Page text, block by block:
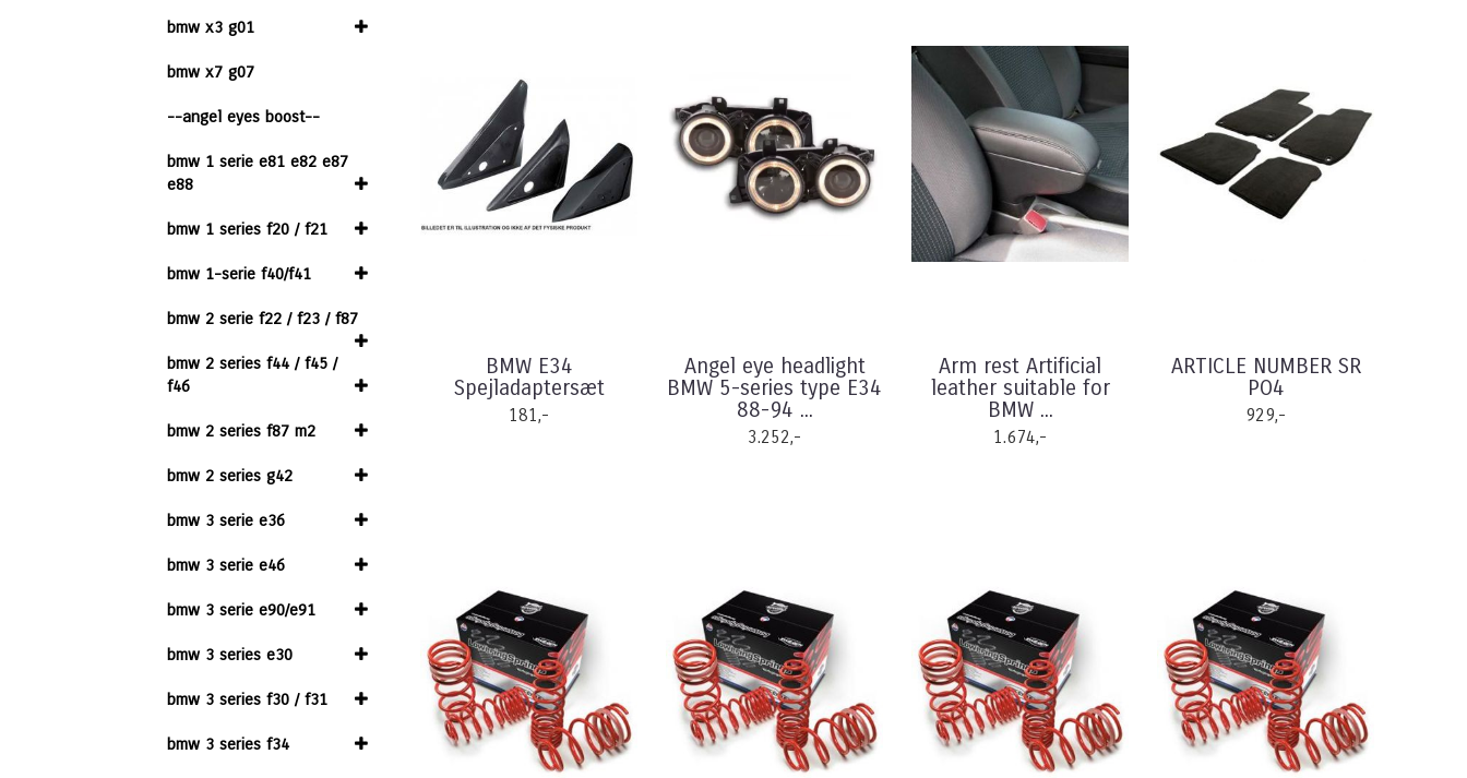
bmw x3 g01
bmw x7 g07
--angel eyes boost--
bmw 1 serie e81 e82 e87
e88
bmw 1 series f20 / f21
bmw 1-serie f40/f41
bmw 2 serie f22 / f23 / f87
bmw 2 series f44 / f45 /
f46
bmw 2 series f87 m2
bmw 2 series g42
bmw 3 serie e36
bmw 3 serie e46
bmw 3 serie e90/e91
bmw 3 series e30
bmw 3 series f30 / f31
bmw 3 series f34
BMW E34
Spejladaptersæt
181,-
Angel eye headlight
BMW 5-series type E34
88-94 ...
3.252,-
Arm rest Artificial
leather suitable for
BMW ...
1.674,-
ARTICLE NUMBER SR
PO4
929,-